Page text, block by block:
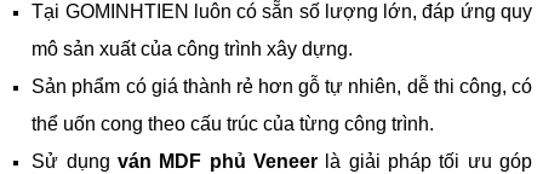
Tại GOMINHTIEN luôn có sẵn số lượng lớn, đáp ứng quy
mô sản xuất của công trình xây dựng.
Sản phẩm có giá thành rẻ hơn gỗ tự nhiên, dễ thi công, có
thể uốn cong theo cấu trúc của từng công trình.
Sử dụng ván MDF phủ Veneer là giải pháp tối ưu góp